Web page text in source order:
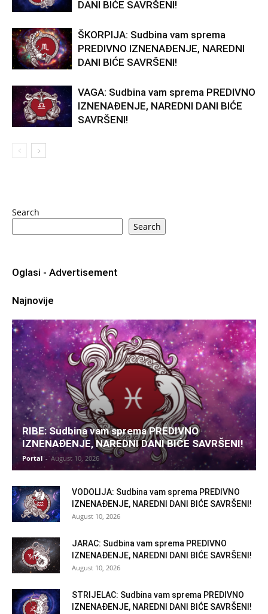
DANI BIĆE SAVRŠENI!
ŠKORPIJA: Sudbina vam sprema
PREDIVNO IZNENAĐENJE, NAREDNI
DANI BIĆE SAVRŠENI!
VAGA: Sudbina vam sprema PREDIVNO
IZNENAĐENJE, NAREDNI DANI BIĆE
SAVRŠENI!
Search
Search
Oglasi - Advertisement
Najnovije
RIBE: Sudbina vam sprema PREDIVNO
IZNENAĐENJE, NAREDNI DANI BIĆE SAVRŠENI!
Portal - August 10, 2026
VODOLIJA: Sudbina vam sprema PREDIVNO
IZNENAĐENJE, NAREDNI DANI BIĆE SAVRŠENI!
August 10, 2026
JARAC: Sudbina vam sprema PREDIVNO
IZNENAĐENJE, NAREDNI DANI BIĆE SAVRŠENI!
August 10, 2026
STRIJELAC: Sudbina vam sprema PREDIVNO
IZNENAĐENJE, NAREDNI DANI BIĆE SAVRŠENI!